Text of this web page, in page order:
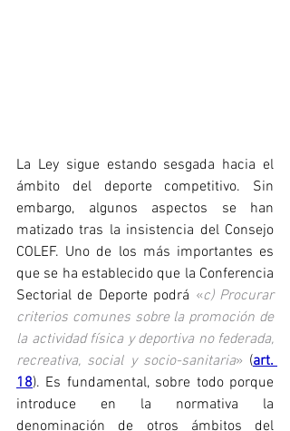
La Ley sigue estando sesgada hacia el
ámbito del deporte competitivo. Sin
embargo, algunos aspectos se han
matizado tras la insistencia del Consejo
COLEF. Uno de los más importantes es
que se ha establecido que la Conferencia
Sectorial de Deporte podrá «c) Procurar
criterios comunes sobre la promoción de
la actividad física y deportiva no federada,
recreativa, social y socio-sanitaria» (art.
18). Es fundamental, sobre todo porque
introduce en la normativa la
denominación de otros ámbitos del